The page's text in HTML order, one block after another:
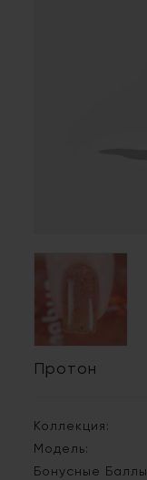
Протон
Коллекция:
Модель:
Бонусные